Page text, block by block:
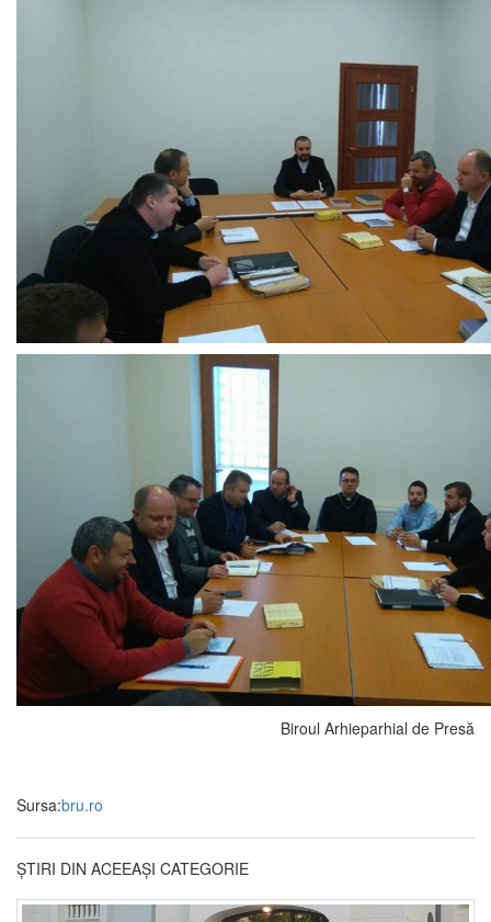
Biroul Arhieparhial de Presă
Sursa:bru.ro
ȘTIRI DIN ACEEAȘI CATEGORIE